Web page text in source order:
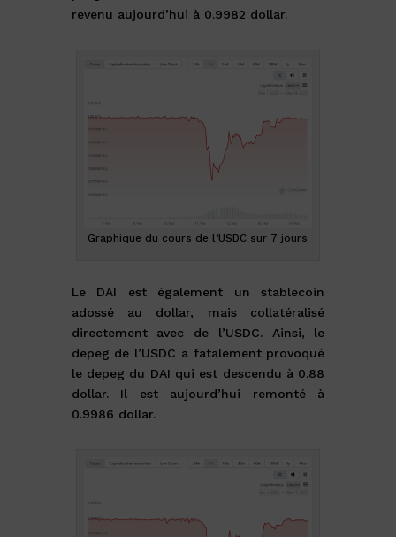
revenu aujourd’hui à 0.9982 dollar.
Graphique du cours de l’USDC sur 7 jours
Le DAI est également un stablecoin
adossé au dollar, mais collatéralisé
directement avec de l’USDC. Ainsi, le
depeg de l’USDC a fatalement provoqué
le depeg du DAI qui est descendu à 0.88
dollar. Il est aujourd’hui remonté à
0.9986 dollar.